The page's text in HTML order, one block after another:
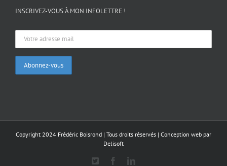
INSCRIVEZ-VOUS À MON INFOLETTRE !
Copyright 2024 Frédéric Boisrond | Tous droits réservés | Conception web par
Delisoft
FacebookLinkedIn